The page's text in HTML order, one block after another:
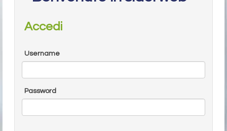
Accedi
Username
Password